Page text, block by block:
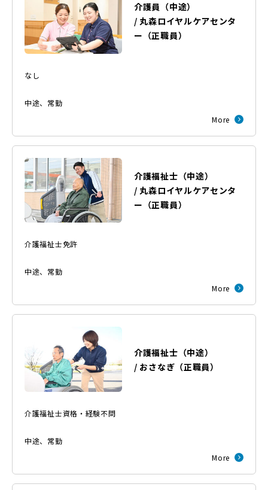
介護員（中途）
/丸森ロイヤルケアセンタ
ー （正職員）
なし
中途、 常勤
More
介護福祉士（中途）
/丸森ロイヤルケアセンタ
ー （正職員）
介護福祉士免許
中途、 常勤
More
介護福祉士（中途）
/ おさなぎ （正職員）
介護福祉士資格・経験不問
中途、 常勤
More